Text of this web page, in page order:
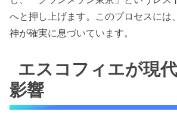
へと押し上げます。このプロセスには
神が確実に息づいています。
エスコフィエが現
影響